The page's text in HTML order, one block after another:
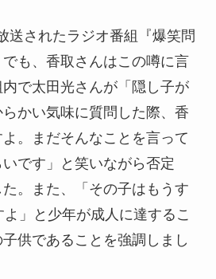
送されたラジオ番組『爆笑問
も、香取さんはこの噂に言
で太田光さんが「隠し子が
かい気味に質問した際、香
。まだそんなことを言って
です」と笑いながら否定
。また、「その子はもうす
よ」と少年が成人に達するこ
供であることを強調しまし